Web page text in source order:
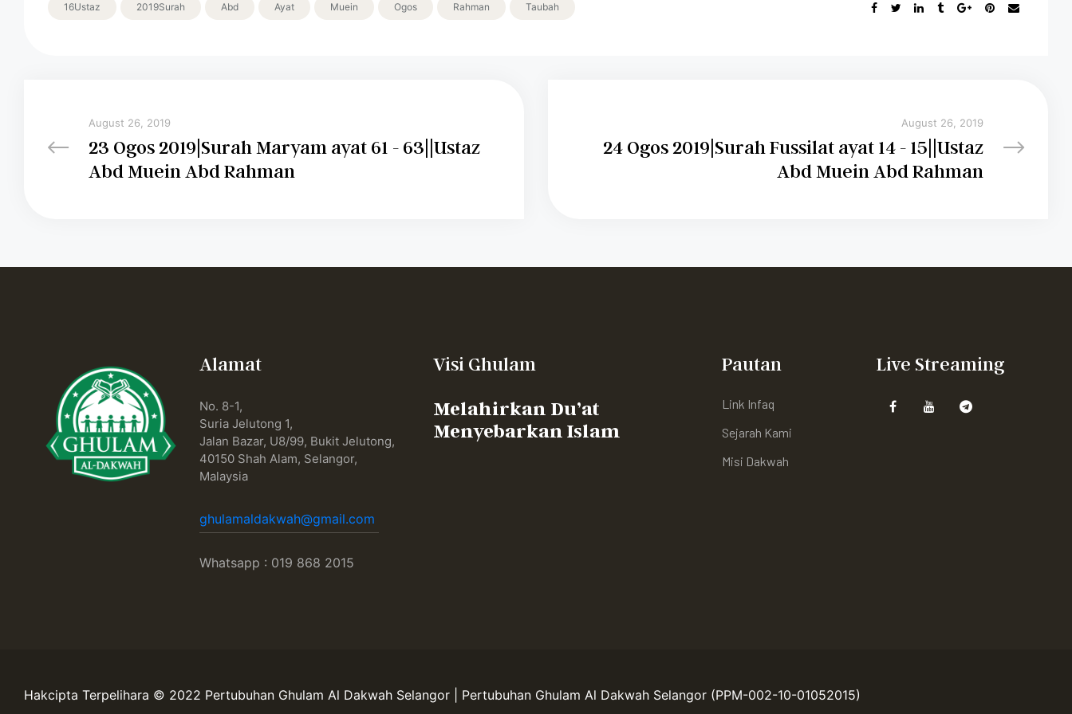
16Ustaz 2019Surah Abd Ayat Muein Ogos Rahman Taubah
August 26, 2019
23 Ogos 2019|Surah Maryam ayat 61 - 63||Ustaz
Abd Muein Abd Rahman
August 26, 2019
24 Ogos 2019|Surah Fussilat ayat 14 - 15||Ustaz
Abd Muein Abd Rahman
Alamat
No. 8-1,
Suria Jelutong 1,
Jalan Bazar, U8/99, Bukit Jelutong,
40150 Shah Alam, Selangor,
Malaysia
ghulamaldakwah@gmail.com
Whatsapp : 019 868 2015
Visi Ghulam
Melahirkan Du’at
Menyebarkan Islam
Pautan
Link Infaq
Sejarah Kami
Misi Dakwah
Live Streaming
Hakcipta Terpelihara © 2022 Pertubuhan Ghulam Al Dakwah Selangor | Pertubuhan Ghulam Al Dakwah Selangor (PPM-002-10-01052015)